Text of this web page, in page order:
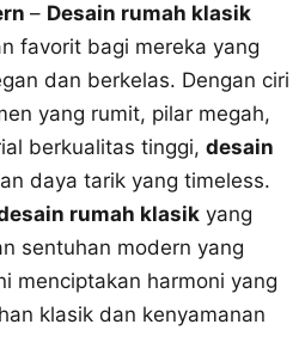
– Desain rumah klasik
favorit bagi mereka yang
dan berkelas. Dengan ciri
yang rumit, pilar megah,
berkualitas tinggi, desain
daya tarik yang timeless.
rumah klasik yang
sentuhan modern yang
menciptakan harmoni yang
klasik dan kenyamanan